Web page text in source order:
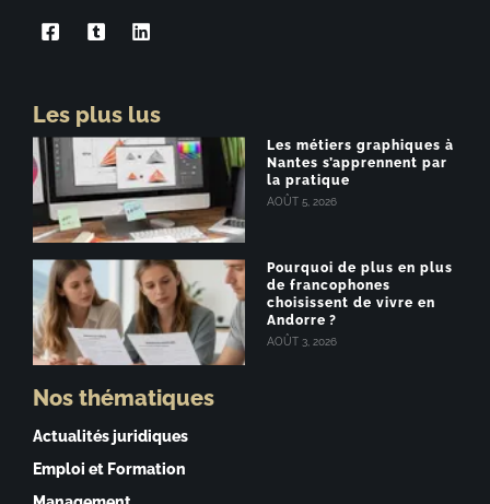
Les plus lus
Les métiers graphiques à
Nantes s’apprennent par
la pratique
AOÛT 5, 2026
Pourquoi de plus en plus
de francophones
choisissent de vivre en
Andorre ?
AOÛT 3, 2026
Nos thématiques
Actualités juridiques
Emploi et Formation